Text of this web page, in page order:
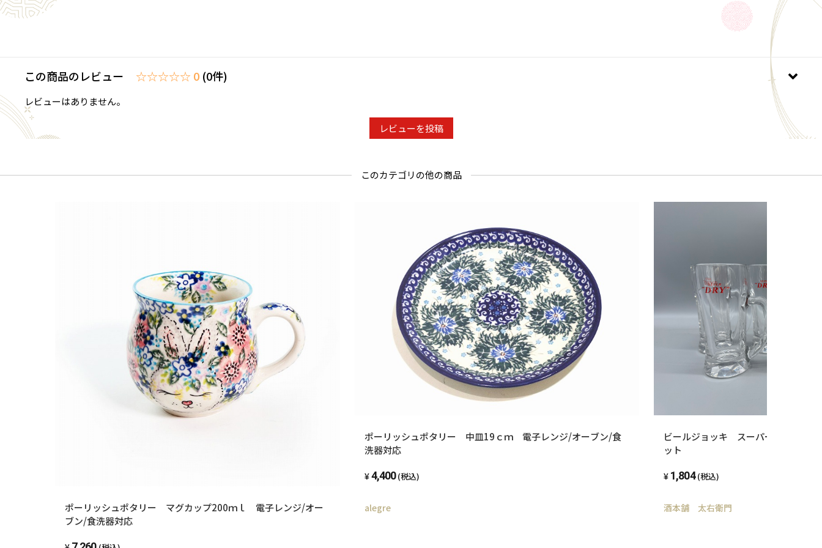
この商品のレビュー ☆☆☆☆☆ 0 (0件)
レビューはありません。
レビューを投稿
このカテゴリの他の商品
ポーリッシュポタリー マグカップ200ｍｌ 電子レンジ/オー
ブン/食洗器対応
ポーリッシュポタリー 中皿19ｃｍ 電子レンジ/オーブン/食
洗器対応
4,400 (税込)
alegre
ビールジョッキ スーパードライロ
ット
1,804 (税込)
酒本舗 太右衛門